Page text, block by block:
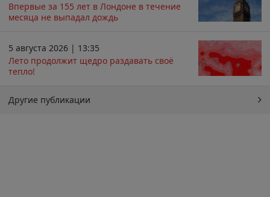
Впервые за 155 лет в Лондоне в течение
месяца не выпадал дождь
5 августа 2026 | 13:35
Лето продолжит щедро раздавать своё
тепло!
Другие публикации